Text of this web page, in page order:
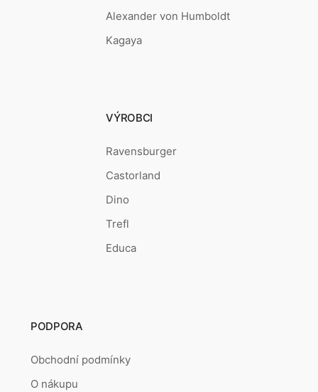
Alexander von Humboldt
Kagaya
VÝROBCI
Ravensburger
Castorland
Dino
Trefl
Educa
PODPORA
Obchodní podmínky
O nákupu